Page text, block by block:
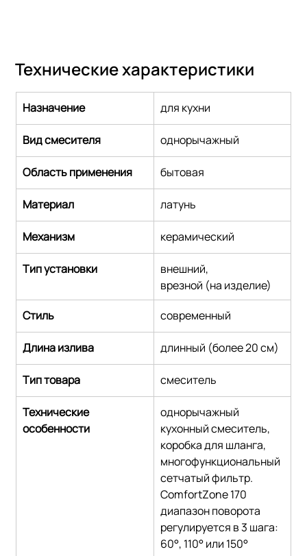
Технические характеристики
Назначение для кухни
Вид смесителя однорычажный
Область применения бытовая
Материал латунь
Механизм керамический
Тип установки
внешний,
врезной (на изделие)
Стиль
современный
Длина излива длинный (более 20 см)
Тип товара смеситель
Технические
особенности
однорычажный
кухонный смеситель,
коробка для шланга,
многофункциональный
сетчатый фильтр.
ComfortZone 170
диапазон поворота
регулируется в 3 шага:
60°, 110° или 150°